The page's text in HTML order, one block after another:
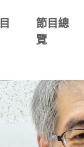
節目總
覽